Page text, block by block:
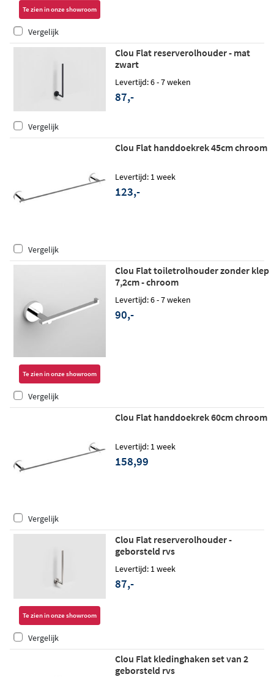
Te zien in onze showroom
Vergelijk
Clou Flat reserverolhouder - mat
zwart
Levertijd: 6 - 7 weken
87,-
Vergelijk
Clou Flat handdoekrek 45cm chroom
Levertijd: 1 week
123,-
Vergelijk
Te zien in onze showroom
Clou Flat toiletrolhouder zonder klep
7,2cm - chroom
Levertijd: 6 - 7 weken
90,-
Vergelijk
Clou Flat handdoekrek 60cm chroom
Levertijd: 1 week
158,99
Vergelijk
Te zien in onze showroom
Clou Flat reserverolhouder -
geborsteld rvs
Levertijd: 1 week
87,-
Vergelijk
Clou Flat kledinghaken set van 2
geborsteld rvs